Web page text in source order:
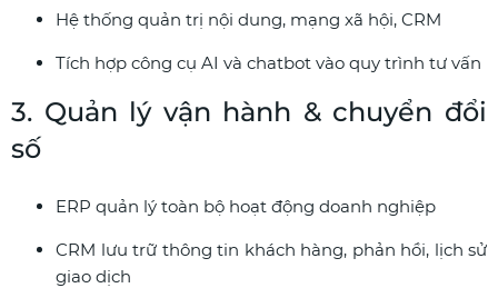
Hệ thống quản trị nội dung, mạng xã hội, CRM
Tích hợp công cụ AI và chatbot vào quy trình tư vấn
3. Quản lý vận hành & chuyển đổi
số
ERP quản lý toàn bộ hoạt động doanh nghiệp
CRM lưu trữ thông tin khách hàng, phản hồi, lịch sử
giao dịch